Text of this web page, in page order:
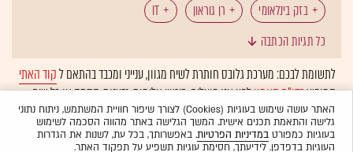
בזק בינלאומי רן גוראון
IT
כל תגיות הכתבה
לתשומת לבכם: מערכת גלובס חותרת לשיח מגוון, ענייני ומכבד בהתאם לקוד האתי
המופיעבדו"ח האמוןלפיו אנו פועלים. ביטויי אלימות, גזענות, הסתה או כל שיח
בלתי הולם אחר מסוננים בצורהאוטומטיתולא יפורסמו באתר.
האתר עושה שימוש בעוגיות (Cookies) לצורך שיפור חוויית המשתמש, ניתוח נתוני
גלישה והתאמת תכנים אישית. המשך הגלישה באתר מהווה הסכמה לשימוש
בעוגיות כמפורטבמדיניות הפרטיות. באפשרותך, בכל עת, לשנות את הגדרות
העוגיות בדפדפן. לידיעתך, חסימת עוגיות תשפיע על תפקוד האתר.